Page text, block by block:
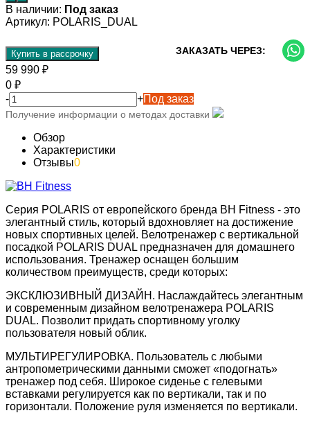
В наличии: Под заказ
Артикул: POLARIS_DUAL
Купить в рассрочку ЗАКАЗАТЬ ЧЕРЕЗ:
59 990 ₽
0 ₽
-
+Под заказ
Получение информации о методах доставки
Обзор
Характеристики
Отзывы0
Серия POLARIS от европейского бренда BH Fitness - это
элегантный стиль, который вдохновляет на достижение
новых спортивных целей. Велотренажер с вертикальной
посадкой POLARIS DUAL предназначен для домашнего
использования. Тренажер оснащен большим
количеством преимуществ, среди которых:
ЭКСКЛЮЗИВНЫЙ ДИЗАЙН. Наслаждайтесь элегантным
и современным дизайном велотренажера POLARIS
DUAL. Позволит придать спортивному уголку
пользователя новый облик.
МУЛЬТИРЕГУЛИРОВКА. Пользователь с любыми
антропометрическими данными сможет «подогнать»
тренажер под себя. Широкое сиденье с гелевыми
вставками регулируется как по вертикали, так и по
горизонтали. Положение руля изменяется по вертикали.